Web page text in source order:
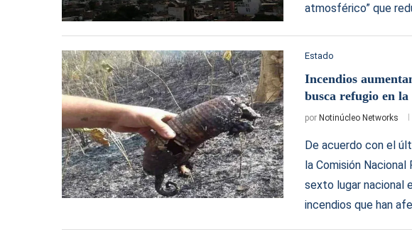
atmosférico” que
Estado
Incendios
busca refugio en la
por Notinúcleo Networks
De acuerdo con el
la Comisión
sexto lugar nacional
incendios que han